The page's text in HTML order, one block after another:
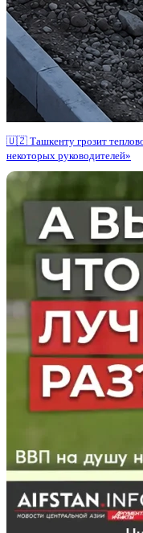
🇺🇿 Ташкенту грозит
некоторых руководителей»